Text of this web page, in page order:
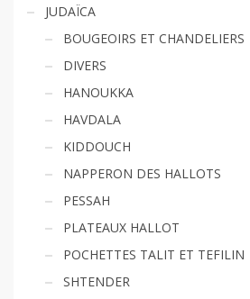
JUDAÏCA
BOUGEOIRS ET CHANDELIERS
DIVERS
HANOUKKA
HAVDALA
KIDDOUCH
NAPPERON DES HALLOTS
PESSAH
PLATEAUX HALLOT
POCHETTES TALIT ET TEFILIN
SHTENDER